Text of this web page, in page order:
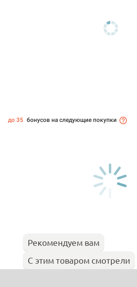
до 35 бонусов на следующие покупки
Рекомендуем вам
С этим товаром смотрели